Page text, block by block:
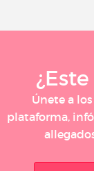
Únete a
plataforma,